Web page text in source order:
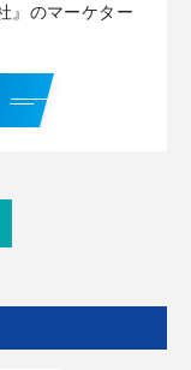
』のマーケター